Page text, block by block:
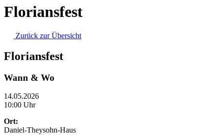
Floriansfest
Zurück zur Übersicht
Floriansfest
Wann & Wo
14.05.2026
10:00 Uhr
Ort:
Daniel-Theysohn-Haus